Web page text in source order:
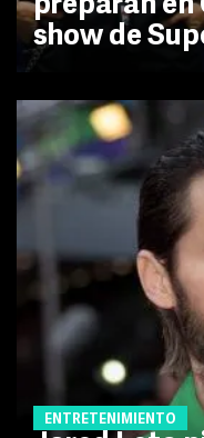
show de
ENTRETENIMIENTO